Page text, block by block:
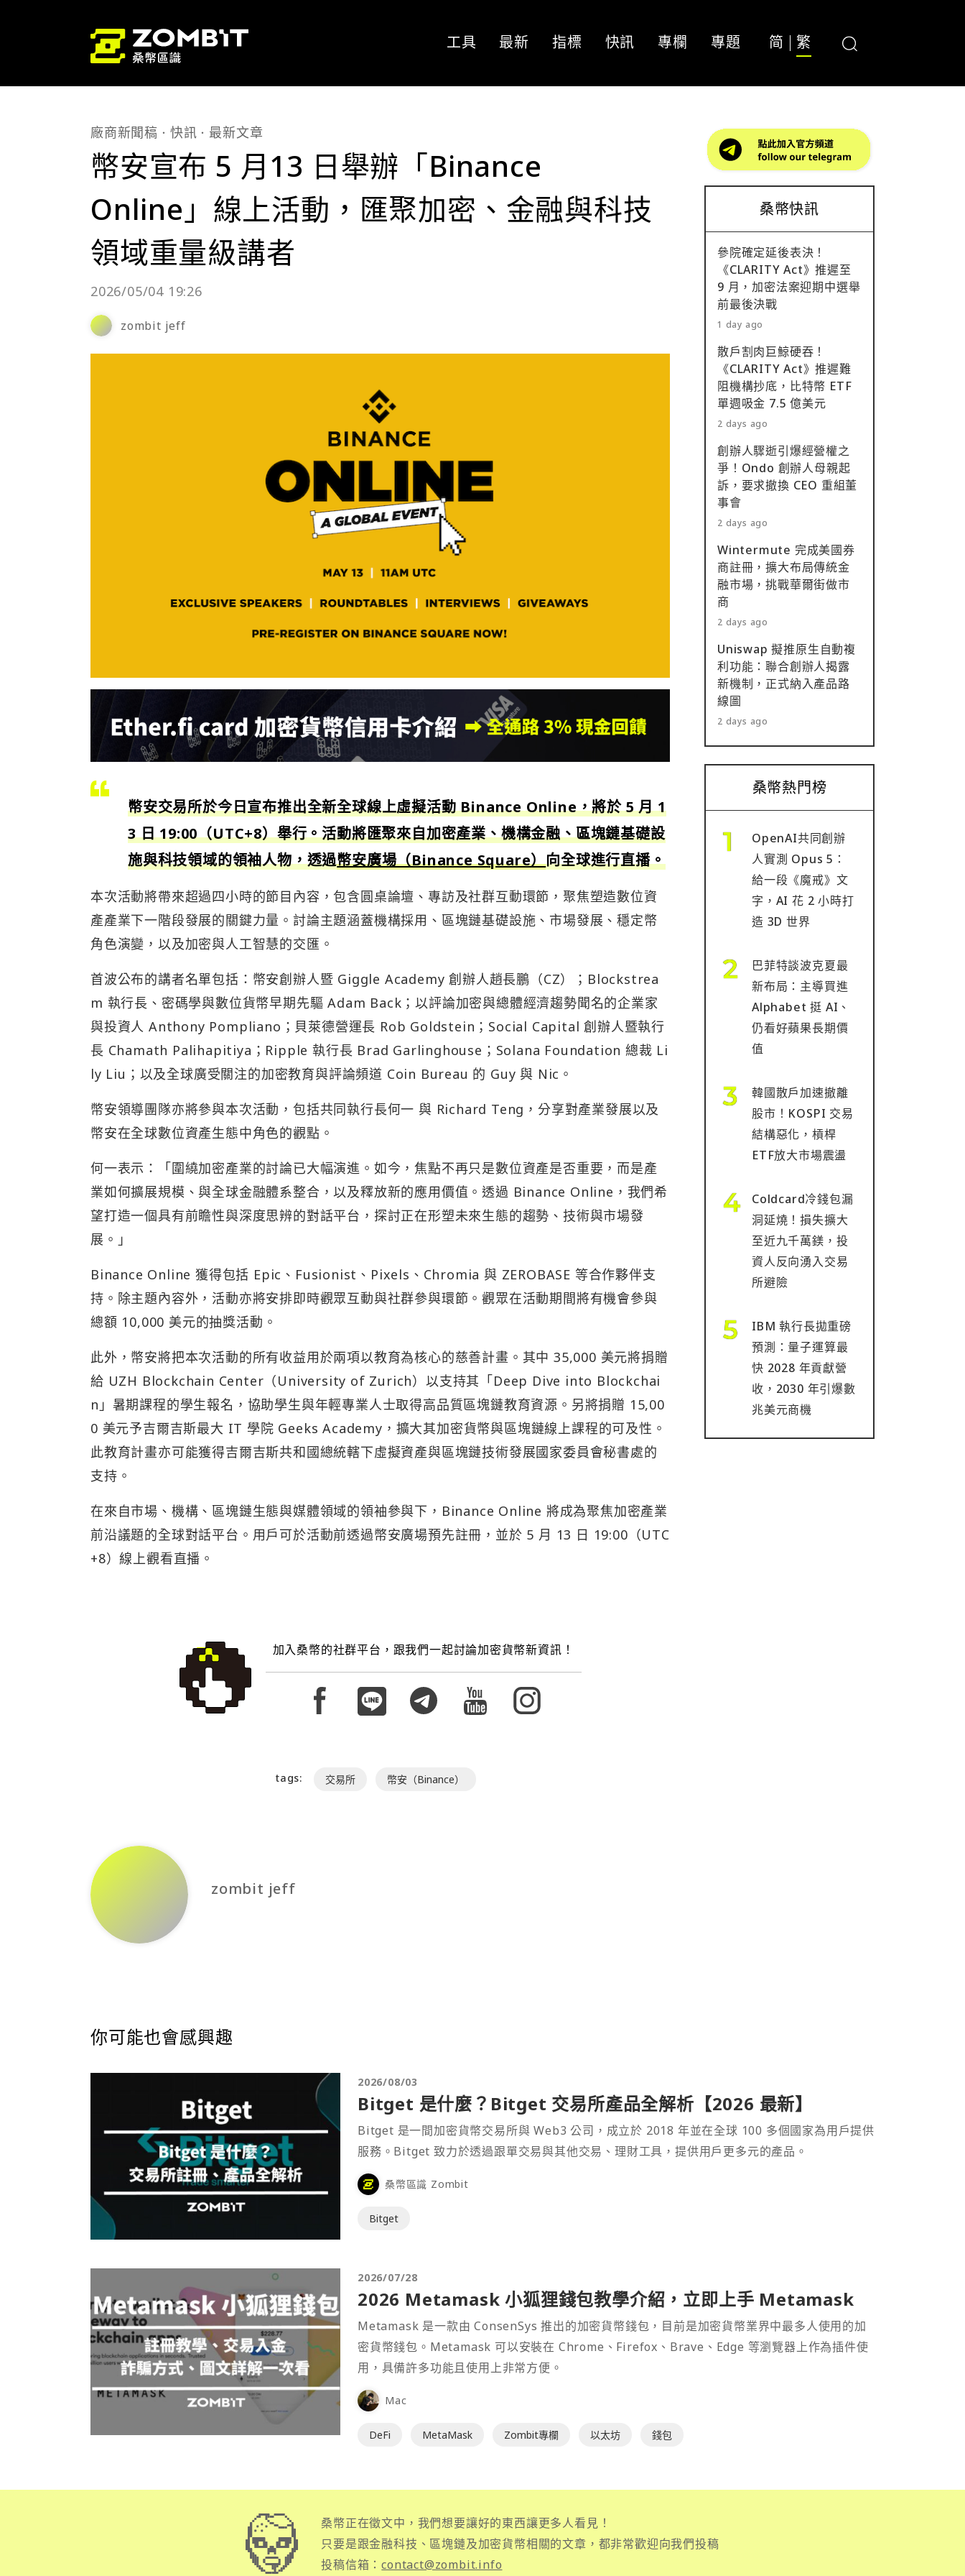
工具 最新 指標 快訊 專欄 專題 简 繁
廠商新聞稿 快訊 最新文章
幣安宣布 5 月13 日舉辦「Binance
Online」線上活動，匯聚加密、金融與科技
領域重量級講者
2026/05/04 19:26
zombit jeff
幣安交易所於今日宣布推出全新全球線上虛擬活動Binance Online，將於 5 月 1
3 日 19:00（UTC+8）舉行。活動將匯聚來自加密產業、機構金融、區塊鏈基礎設
施與科技領域的領袖人物，透過幣安廣場（Binance Square）向全球進行直播。
本次活動將帶來超過四小時的節目內容，包含圓桌論壇、專訪及社群互動環節，聚焦塑造數位資
產產業下一階段發展的關鍵力量。討論主題涵蓋機構採用、區塊鏈基礎設施、市場發展、穩定幣
角色演變，以及加密與人工智慧的交匯。
首波公布的講者名單包括：幣安創辦人暨 Giggle Academy 創辦人趙長鵬（CZ）；Blockstrea
m 執行長、密碼學與數位貨幣早期先驅 Adam Back；以評論加密與總體經濟趨勢聞名的企業家
與投資人 Anthony Pompliano；貝萊德營運長 Rob Goldstein；Social Capital 創辦人暨執行
長 Chamath Palihapitiya；Ripple 執行長 Brad Garlinghouse；Solana Foundation 總裁 Li
ly Liu；以及全球廣受關注的加密教育與評論頻道 Coin Bureau 的 Guy 與 Nic。
幣安領導團隊亦將參與本次活動，包括共同執行長何一 與 Richard Teng，分享對產業發展以及
幣安在全球數位資產生態中角色的觀點。
何一表示：「圍繞加密產業的討論已大幅演進。如今，焦點不再只是數位資產是否重要，而是產
業如何擴展規模、與全球金融體系整合，以及釋放新的應用價值。透過 Binance Online，我們希
望打造一個具有前瞻性與深度思辨的對話平台，探討正在形塑未來生態的趨勢、技術與市場發
展。」
Binance Online 獲得包括 Epic、Fusionist、Pixels、Chromia 與 ZEROBASE 等合作夥伴支
持。除主題內容外，活動亦將安排即時觀眾互動與社群參與環節。觀眾在活動期間將有機會參與
總額 10,000 美元的抽獎活動。
此外，幣安將把本次活動的所有收益用於兩項以教育為核心的慈善計畫。其中 35,000 美元將捐贈
給 UZH Blockchain Center（University of Zurich）以支持其「Deep Dive into Blockchai
n」暑期課程的學生報名，協助學生與年輕專業人士取得高品質區塊鏈教育資源。另將捐贈 15,00
0 美元予吉爾吉斯最大 IT 學院 Geeks Academy，擴大其加密貨幣與區塊鏈線上課程的可及性。
此教育計畫亦可能獲得吉爾吉斯共和國總統轄下虛擬資產與區塊鏈技術發展國家委員會秘書處的
支持。
在來自市場、機構、區塊鏈生態與媒體領域的領袖參與下，Binance Online 將成為聚焦加密產業
前沿議題的全球對話平台。用戶可於活動前透過幣安廣場預先註冊，並於 5 月 13 日 19:00（UTC
+8）線上觀看直播。
加入桑幣的社群平台，跟我們一起討論加密貨幣新資訊！
tags: 交易所 幣安（Binance）
zombit jeff
桑幣快訊
參院確定延後表決！
《CLARITY Act》推遲至
9 月，加密法案迎期中選舉
前最後決戰
1 day ago
散戶割肉巨鯨硬吞！
《CLARITY Act》推遲難
阻機構抄底，比特幣 ETF
單週吸金 7.5 億美元
2 days ago
創辦人驟逝引爆經營權之
爭！Ondo 創辦人母親起
訴，要求撤換 CEO 重組董
事會
2 days ago
Wintermute 完成美國券
商註冊，擴大布局傳統金
融市場，挑戰華爾街做市
商
2 days ago
Uniswap 擬推原生自動複
利功能：聯合創辦人揭露
新機制，正式納入產品路
線圖
2 days ago
桑幣熱門榜
OpenAI共同創辦
人實測 Opus 5：
給一段《魔戒》文
字，AI 花 2 小時打
造 3D 世界
巴菲特談波克夏最
新布局：主導買進
Alphabet 挺 AI、
仍看好蘋果長期價
值
韓國散戶加速撤離
股市！KOSPI 交易
結構惡化，槓桿
ETF放大市場震盪
Coldcard冷錢包漏
洞延燒！損失擴大
至近九千萬鎂，投
資人反向湧入交易
所避險
IBM 執行長拋重磅
預測：量子運算最
快 2028 年貢獻營
收，2030 年引爆數
兆美元商機
你可能也會感興趣
2026/08/03
Bitget 是什麼？Bitget 交易所產品全解析【2026 最新】
Bitget 是一間加密貨幣交易所與 Web3 公司，成立於 2018 年並在全球 100 多個國家為用戶提供
服務。Bitget 致力於透過跟單交易與其他交易、理財工具，提供用戶更多元的產品。
桑幣區識 Zombit
Bitget
2026/07/28
2026 Metamask 小狐狸錢包教學介紹，立即上手 Metamask
Metamask 是一款由 ConsenSys 推出的加密貨幣錢包，目前是加密貨幣業界中最多人使用的加
密貨幣錢包。Metamask 可以安裝在 Chrome、Firefox、Brave、Edge 等瀏覽器上作為插件使
用，具備許多功能且使用上非常方便。
Mac
DeFi MetaMask Zombit專欄 以太坊 錢包
桑幣正在徵文中，我們想要讓好的東西讓更多人看見！
只要是跟金融科技、區塊鏈及加密貨幣相關的文章，都非常歡迎向我們投稿
投稿信箱：contact@zombit.info